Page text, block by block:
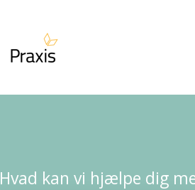
Hvad kan vi hjælpe dig